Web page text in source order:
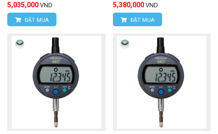
5,035,000 VND
ĐẶT MUA
5,380,000 VND
ĐẶT MUA